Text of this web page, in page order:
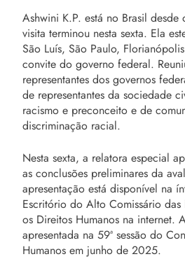
Ashwini K.P. está no Brasil
visita terminou nesta sexta. Ela
São Luís, São Paulo,
convite do governo federal.
representantes dos governos
de representantes da sociedade
racismo e preconceito e de
discriminação racial.
Nesta sexta, a relatora especial
as conclusões preliminares da
apresentação está disponível na
Escritório do Alto Comissário das
os Direitos Humanos na internet.
apresentada na 59ª sessão do
Humanos em junho de 2025.